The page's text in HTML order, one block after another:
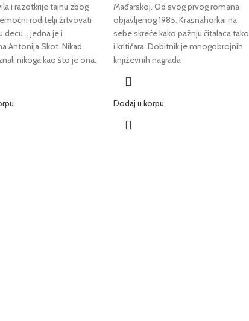
i razotkrije tajnu zbog
roditelji žrtvovati
decu… jedna je i
Antonija Skot. Nikad
nikoga kao što je ona.
Mađarskoj. Od svog prvog romana
objavljenog 1985. Krasnahorkai na
sebe skreće kako pažnju čitalaca tako
i kritičara. Dobitnik je mnogobrojnih
književnih nagrada
Dodaj u korpu